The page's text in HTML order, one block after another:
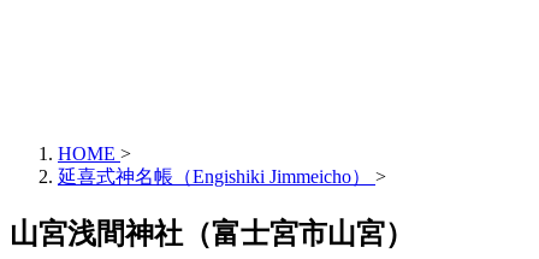
HOME >
延喜式神名帳（Engishiki Jimmeicho）
>
山宮浅間神社（富士宮市山宮）